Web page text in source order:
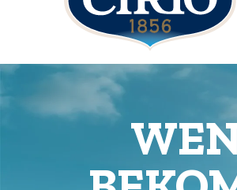
Tomaten
Passierte Tomaten
Schältomaten
Tomatenstücke
Grob passierte Tomaten
Tomatenmark